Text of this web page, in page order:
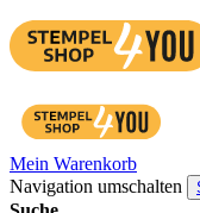
Mein Warenkorb
Navigation umschalten